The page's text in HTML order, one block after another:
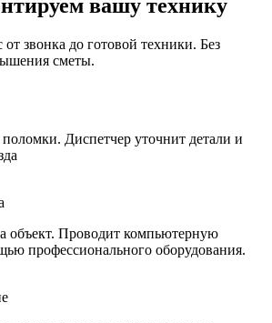
вашу технику
звонка до готовой техники. Без
сметы.
Диспетчер уточнит детали и
объект. Проводит компьютерную
профессионального оборудования.